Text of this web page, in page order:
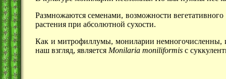
Размножаются семенами, возможности
растения при абсолютной сухости.
Как и митрофиллумы, мониларии немногочисленны,
наш взгляд, является Monilaria moniliformis с